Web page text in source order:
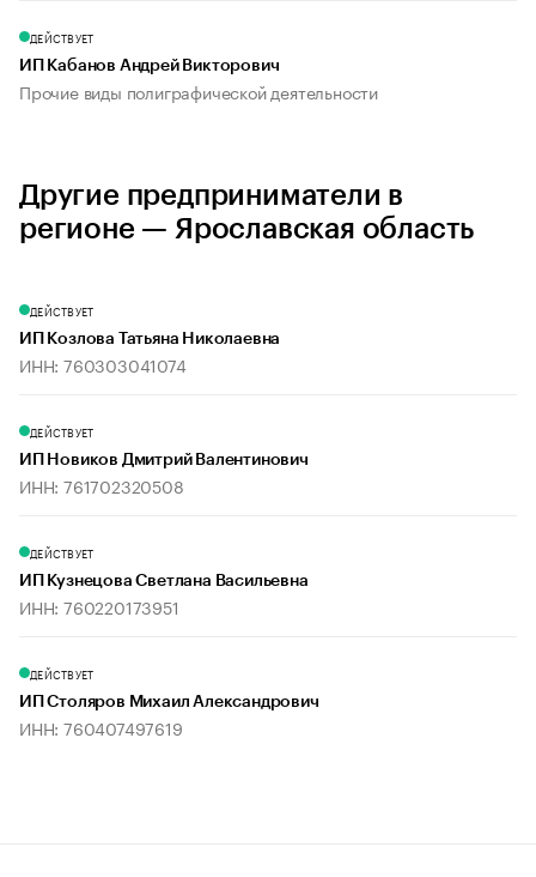
ДЕЙСТВУЕТ
ИП Кабанов Андрей Викторович
Прочие виды полиграфической деятельности
Другие предприниматели в
регионе — Ярославская область
ДЕЙСТВУЕТ
ИП Козлова Татьяна Николаевна
ИНН: 760303041074
ДЕЙСТВУЕТ
ИП Новиков Дмитрий Валентинович
ИНН: 761702320508
ДЕЙСТВУЕТ
ИП Кузнецова Светлана Васильевна
ИНН: 760220173951
ДЕЙСТВУЕТ
ИП Столяров Михаил Александрович
ИНН: 760407497619